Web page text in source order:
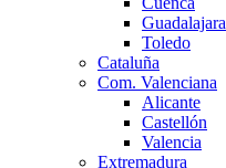
Guadalajara
Toledo
Cataluña
Com. Valenciana
Alicante
Castellón
Valencia
Extremadura